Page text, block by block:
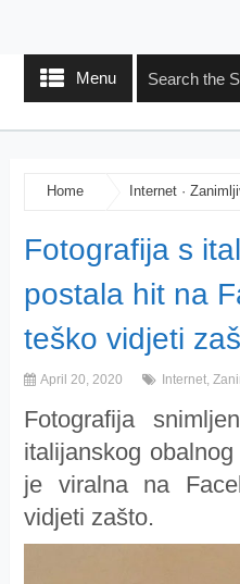
Menu
Home Internet·
Fotografija s
postala hit na
teško vidjeti
April 20, 2020 Internet,
Fotografija
italijanskog
je viralna na
vidjeti zašto.